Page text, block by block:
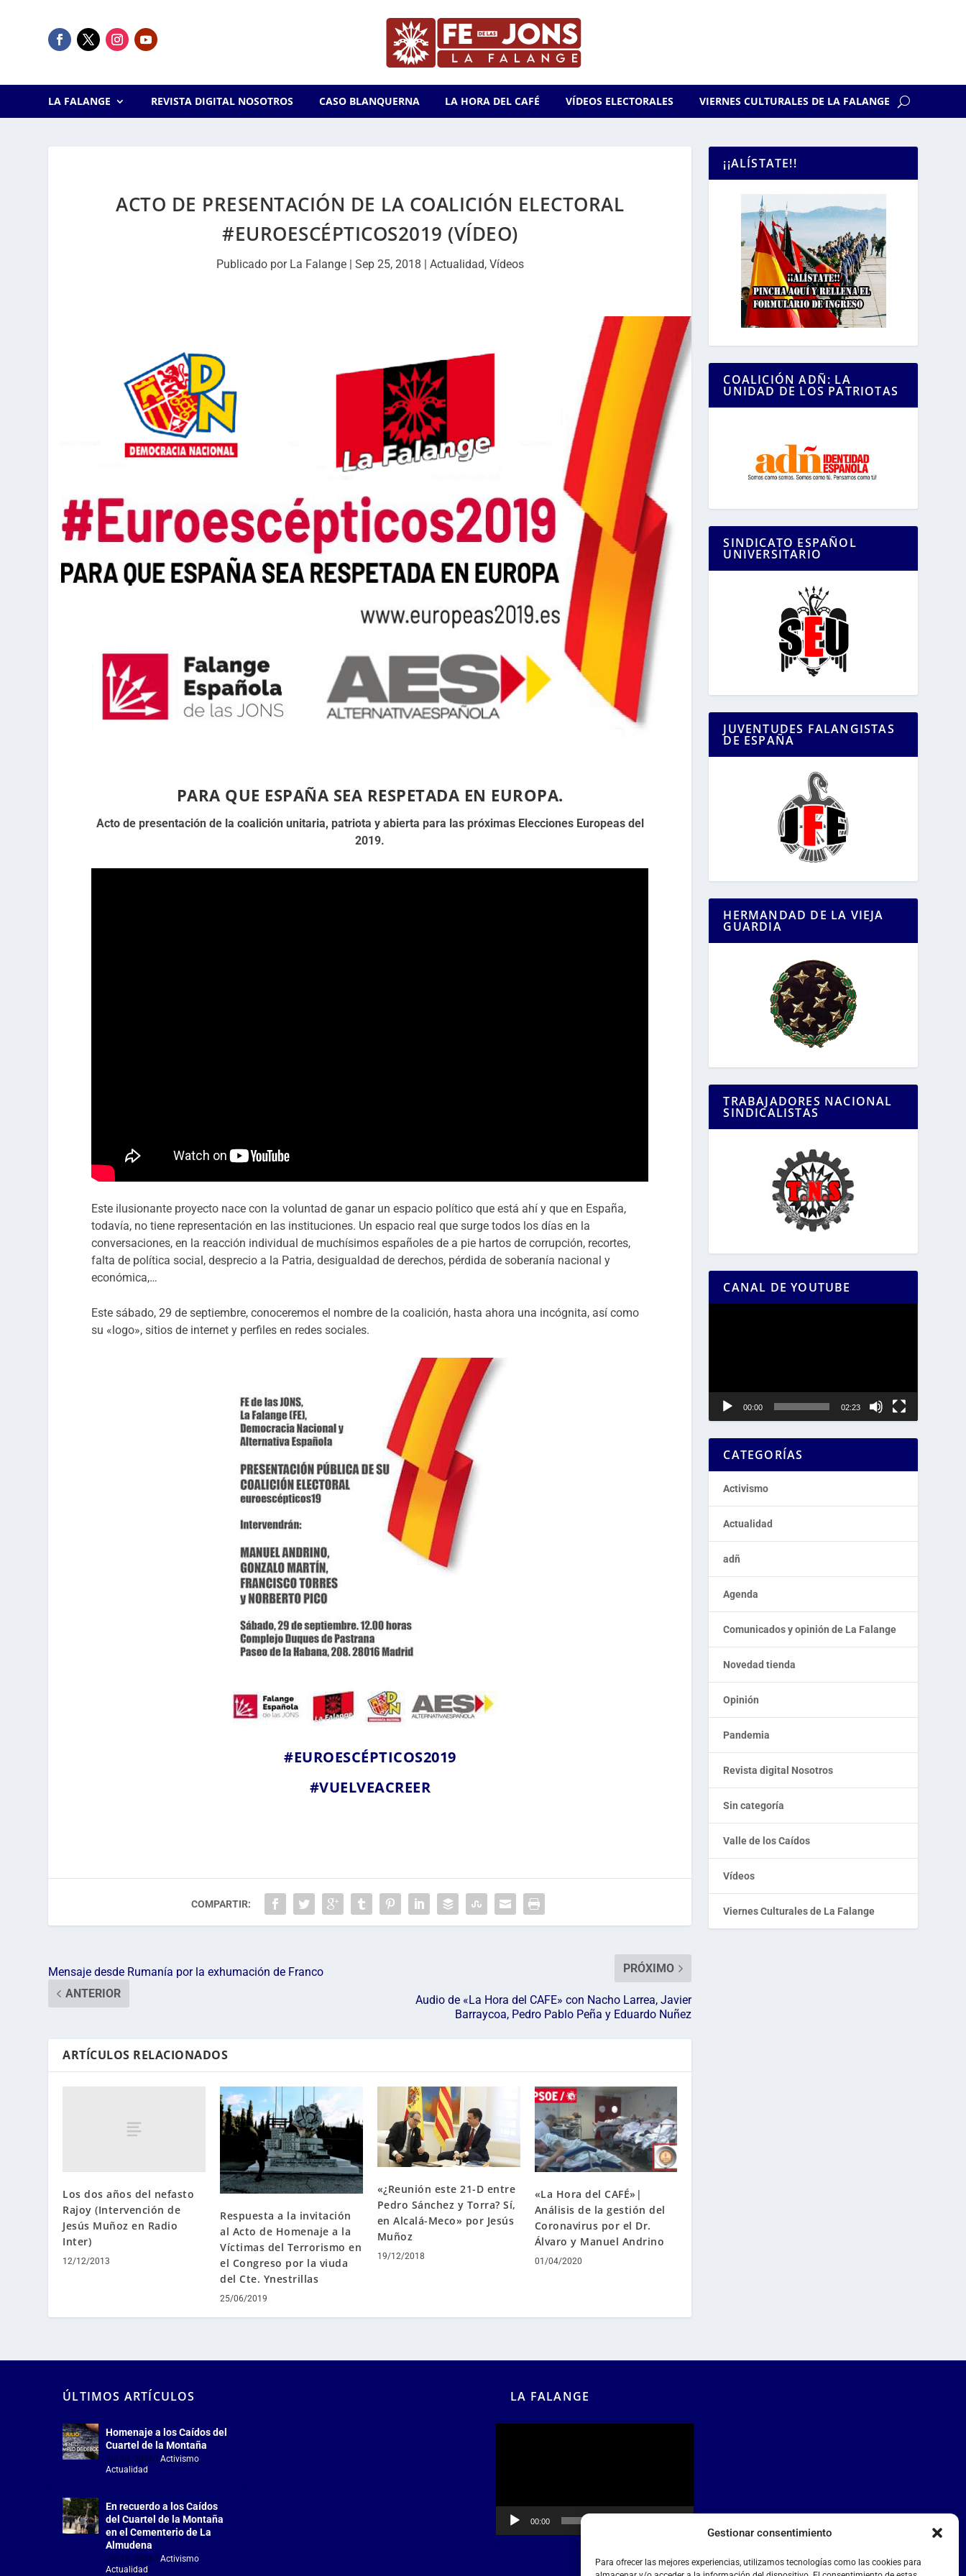
Gestionar consentimiento
Para ofrecer las mejores experiencias, utilizamos tecnologías como las cookies para
LA FALANGE REVISTA DIGITAL NOSOTROS CASO BLANQUERNA LA HORA DEL CAFÉ VÍDEOS ELECTORALES VIERNES CULTURALES DE LA FALANGE
ACTO DE PRESENTACIÓN DE LA COALICIÓN ELECTORAL
#EUROESCÉPTICOS2019 (VÍDEO)
Publicado por La Falange| Sep 25, 2018 | Actualidad, Vídeos
PARA QUE ESPAÑA SEA RESPETADA EN EUROPA.
Acto de presentación de la coalición unitaria, patriota y abierta para las próximas Elecciones Europeas del
2019.
Este ilusionante proyecto nace con la voluntad de ganar un espacio político que está ahí y que en España,
todavía, no tiene representación en las instituciones. Un espacio real que surge todos los días en la
conversaciones, en la reacción individual de muchísimos españoles de a pie hartos de corrupción, recortes,
falta de política social, desprecio a la Patria, desigualdad de derechos, pérdida de soberanía nacional y
económica,…
Este sábado, 29 de septiembre, conoceremos el nombre de la coalición, hasta ahora una incógnita, así como
su «logo», sitios de internet y perfiles en redes sociales.
#EUROESCÉPTICOS2019
#VUELVEACREER
COMPARTIR:
Mensaje desde Rumanía por la exhumación de Franco
ANTERIOR
PRÓXIMO
Audio de «La Hora del CAFE» con Nacho Larrea, Javier
Barraycoa, Pedro Pablo Peña y Eduardo Nuñez
ARTÍCULOS RELACIONADOS
Los dos años del nefasto
Rajoy (Intervención de
Jesús Muñoz en Radio
Inter)
12/12/2013
Respuesta a la invitación
al Acto de Homenaje a la
Víctimas del Terrorismo en
el Congreso por la viuda
del Cte. Ynestrillas
25/06/2019
«¿Reunión este 21-D entre
Pedro Sánchez y Torra? Sí,
en Alcalá-Meco» por Jesús
Muñoz
19/12/2018
«La Hora del CAFÉ»|
Análisis de la gestión del
Coronavirus por el Dr.
Álvaro y Manuel Andrino
01/04/2020
¡¡ALÍSTATE!!
COALICIÓN ADÑ: LA
UNIDAD DE LOS PATRIOTAS
SINDICATO ESPAÑOL
UNIVERSITARIO
JUVENTUDES FALANGISTAS
DE ESPAÑA
HERMANDAD DE LA VIEJA
GUARDIA
TRABAJADORES NACIONAL
SINDICALISTAS
CANAL DE YOUTUBE
00:00 02:23
CATEGORÍAS
Activismo
Actualidad
adñ
Agenda
Comunicados y opinión de La Falange
Novedad tienda
Opinión
Pandemia
Revista digital Nosotros
Sin categoría
Valle de los Caídos
Vídeos
Viernes Culturales de La Falange
ÚLTIMOS ARTÍCULOS
Homenaje a los Caídos del
Cuartel de la Montaña
Jul 18, 2026 |Activismo,
Actualidad
En recuerdo a los Caídos
del Cuartel de la Montaña
en el Cementerio de La
Almudena
Jul 18, 2026 |Activismo,
Actualidad
LA FALANGE
00:00